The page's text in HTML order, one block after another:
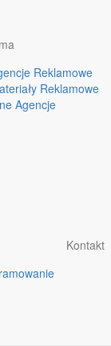
Reklamowe
Reklamowe
Agencje
Kontakt